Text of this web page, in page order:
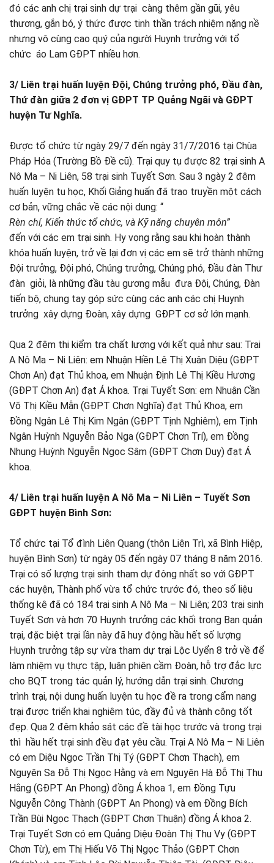
đó các anh chị trại sinh dự trại càng thêm gần gũi, yêu
thương, gắn bó, ý thức được tinh thần trách nhiệm nặng nề
nhưng vô cùng cao quý của người Huynh trưởng với tổ
chức áo Lam GĐPT nhiều hơn.
3/ Liên trại huấn luyện Đội, Chúng trưởng phó, Đầu đàn,
Thứ đàn giữa 2 đơn vị GĐPT TP Quảng Ngãi và GĐPT
huyện Tư Nghĩa.
Được tổ chức từ ngày 29/7 đến ngày 31/7/2016 tại Chùa
Pháp Hóa (Trường Bồ Đề cũ). Trại quy tụ được 82 trại sinh A
Nô Ma – Ni Liên, 58 trại sinh Tuyết Sơn. Sau 3 ngày 2 đêm
huấn luyện tu học, Khối Giảng huấn đã trao truyền một cách
cơ bản, vững chắc về các nội dung: “
Rèn chí, Kiến thức tổ chức, và Kỹ năng chuyên môn”
đến với các em trại sinh. Hy vọng rằng sau khi hoàn thành
khóa huấn luyện, trở về lại đơn vị các em sẽ trở thành những
Đội trưởng, Đội phó, Chúng trưởng, Chúng phó, Đầu đàn Thư
đàn giỏi, là những đầu tàu gương mẫu đưa Đội, Chúng, Đàn
tiến bộ, chung tay góp sức cùng các anh các chị Huynh
trưởng xây dựng Đoàn, xây dựng GĐPT cơ sở lớn mạnh.
Qua 2 đêm thi kiểm tra chất lượng với kết quả như sau: Trại
A Nô Ma – Ni Liên: em Nhuận Hiền Lê Thị Xuân Diệu (GĐPT
Chơn An) đạt Thủ khoa, em Nhuận Định Lê Thị Kiều Hương
(GĐPT Chơn An) đạt Á khoa. Trại Tuyết Sơn: em Nhuận Cần
Võ Thị Kiều Mẫn (GĐPT Chơn Nghĩa) đạt Thủ Khoa, em
Đồng Ngân Lê Thị Kim Ngân (GĐPT Tịnh Nghiêm), em Tịnh
Ngân Huỳnh Nguyễn Bảo Nga (GĐPT Chơn Trí), em Đồng
Nhung Huỳnh Nguyễn Ngọc Sâm (GĐPT Chơn Duy) đạt Á
khoa.
4/ Liên trại huấn luyện A Nô Ma – Ni Liên – Tuyết Sơn
GĐPT huyện Bình Sơn:
Tổ chức tại Tổ đình Liên Quang (thôn Liên Trì, xã Bình Hiệp,
huyện Bình Sơn) từ ngày 05 đến ngày 07 tháng 8 năm 2016.
Trại có số lượng trại sinh tham dự đông nhất so với GĐPT
các huyện, Thành phố vừa tổ chức trước đó, theo số liệu
thống kê đã có 184 trại sinh A Nô Ma – Ni Liên; 203 trại sinh
Tuyết Sơn và hơn 70 Huynh trưởng các khối trong Ban quản
trại, đặc biệt trại lần này đã huy động hầu hết số lượng
Huynh trưởng tập sự vừa tham dự trại Lộc Uyển 8 trở về để
làm nhiệm vụ thực tập, luân phiên cầm Đoàn, hỗ trợ đắc lực
cho BQT trong tác quản lý, hướng dẫn trại sinh. Chương
trình trại, nội dung huấn luyện tu học đề ra trong cẩm nang
trại được triển khai nghiêm túc, đầy đủ và thành công tốt
đẹp. Qua 2 đêm khảo sát các đề tài học trước và trong trại
thì hầu hết trại sinh đều đạt yêu cầu. Trại A Nô Ma – Ni Liên
có em Diệu Ngọc Trần Thị Tý (GĐPT Chơn Thạch), em
Nguyên Sa Đỗ Thị Ngọc Hằng và em Nguyên Hà Đỗ Thị Thu
Hằng (GĐPT An Phong) đồng Á khoa 1, em Đồng Tựu
Nguyễn Công Thành (GĐPT An Phong) và em Đồng Bích
Trần Bùi Ngọc Thạch (GĐPT Chơn Thuận) đồng Á khoa 2.
Trại Tuyết Sơn có em Quảng Diệu Đoàn Thị Thu Vy (GĐPT
Chơn Từ), em Thị Hiếu Võ Thị Ngọc Thảo (GĐPT Chơn